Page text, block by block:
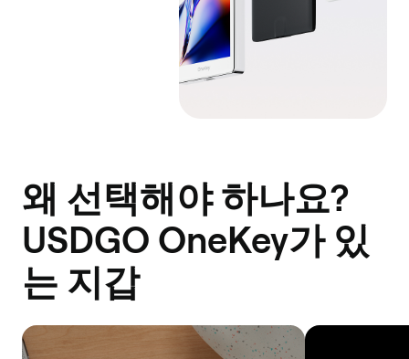
왜 선택해야 하나요?
USDGO OneKey가 있
는 지갑